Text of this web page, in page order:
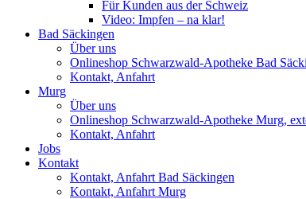
Für Kunden aus der Schweiz
Video: Impfen – na klar!
Bad Säckingen
Über uns
Onlineshop Schwarzwald-Apotheke Bad
Kontakt, Anfahrt
Murg
Über uns
Onlineshop Schwarzwald-Apotheke Murg,
Kontakt, Anfahrt
Jobs
Kontakt
Kontakt, Anfahrt Bad Säckingen
Kontakt, Anfahrt Murg